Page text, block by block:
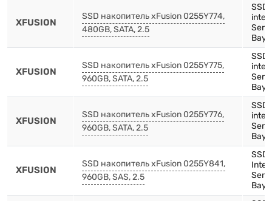
XFUSION
SSD накопитель xFusion 0255Y774,
480GB, SATA, 2.5
Bay)
XFUSION
SSD накопитель xFusion 0255Y775,
960GB, SATA, 2.5
Bay)
XFUSION
SSD накопитель xFusion 0255Y776,
960GB, SATA, 2.5
Bay)
XFUSION
SSD накопитель xFusion 0255Y841,
960GB, SAS, 2.5